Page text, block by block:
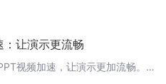
让演示更流畅
本文将介绍如何在轻竹办公中为PPT视频加速，让演示更加流畅。在现代的商务和学术演示中，视频是传达信息的重要工具之一。然而，如果视频播放速度过慢，可能会导致演示的节奏变慢，影响观众的体验。幸运的是，在轻竹办公中，你可以轻松地加速视频播放速度，让演示更加生动有趣。 步骤1：打开轻竹办公首先，打开轻竹办公软件，并打开你想要编辑的PPT文件。 步骤2：选择视频文件在PPT中，找到你想要加速的视频文件，并选